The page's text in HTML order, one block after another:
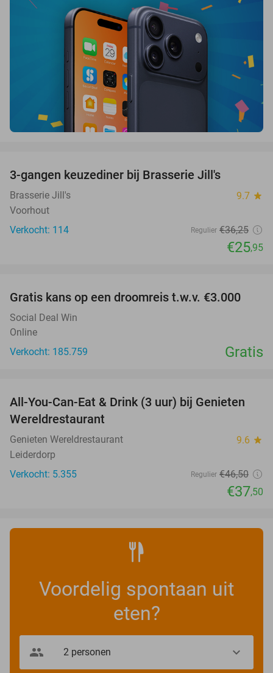
3-gangen keuzediner bij Brasserie Jill's
Brasserie Jill's 9.7 star
Voorhout
Verkocht: 114
Regulier €36,25
€25,95
Gratis kans op een droomreis t.w.v. €3.000
Social Deal Win
Online
Verkocht: 185.759
Gratis
19%
All-You-Can-Eat & Drink (3 uur) bij Genieten
Wereldrestaurant
Genieten Wereldrestaurant 9.6 star
Leiderdorp
Verkocht: 5.355
Regulier €46,50
€37,50
Voordelig spontaan uit
eten?